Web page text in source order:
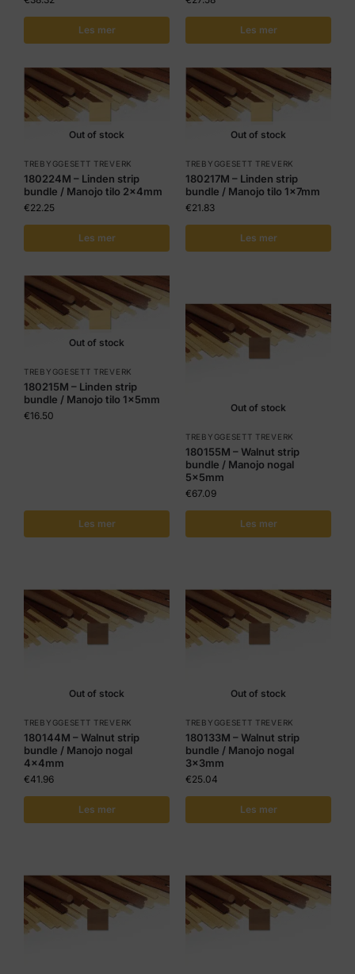
Les mer Les mer
Out of stock
TREBYGGESETT TREVERK
180224M – Linden strip
bundle / Manojo tilo 2x4mm
€22.25
Les mer
Out of stock
TREBYGGESETT TREVERK
180217M – Linden strip
bundle / Manojo tilo 1x7mm
€21.83
Les mer
Out of stock
TREBYGGESETT TREVERK
180215M – Linden strip
bundle / Manojo tilo 1x5mm
€16.50
Les mer
Out of stock
TREBYGGESETT TREVERK
180155M – Walnut strip
bundle / Manojo nogal
5x5mm
€67.09
Les mer
Out of stock
TREBYGGESETT TREVERK
180144M – Walnut strip
bundle / Manojo nogal
4x4mm
€41.96
Les mer
Out of stock
TREBYGGESETT TREVERK
180133M – Walnut strip
bundle / Manojo nogal
3x3mm
€25.04
Les mer